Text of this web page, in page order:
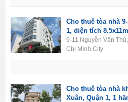
Cho thuê tòa nhà
1, diện tích
9-11 Nguyễn Văn
Chi Minh City
Cho thuê tòa nhà
Xuân, Quận 1, 1